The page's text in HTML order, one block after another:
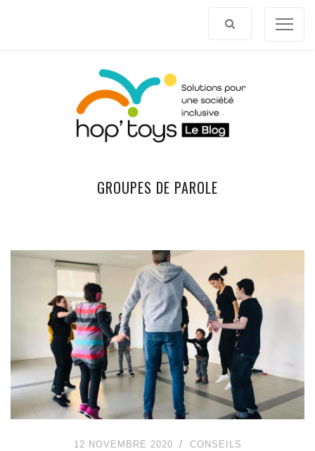
GROUPES DE PAROLE
12 NOVEMBRE 2020 CONSEILS